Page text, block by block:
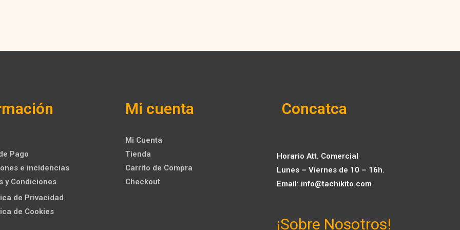
Pago
e incidencias
y Condiciones
de Privacidad
de Cookies
Mi cuenta
Mi Cuenta
Tienda
Carrito de Compra
Checkout
Concatca
Horario Att. Comercial
Lunes – Viernes de 10 – 16h.
Email: info@tachikito.com
¡Sobre Nosotros!